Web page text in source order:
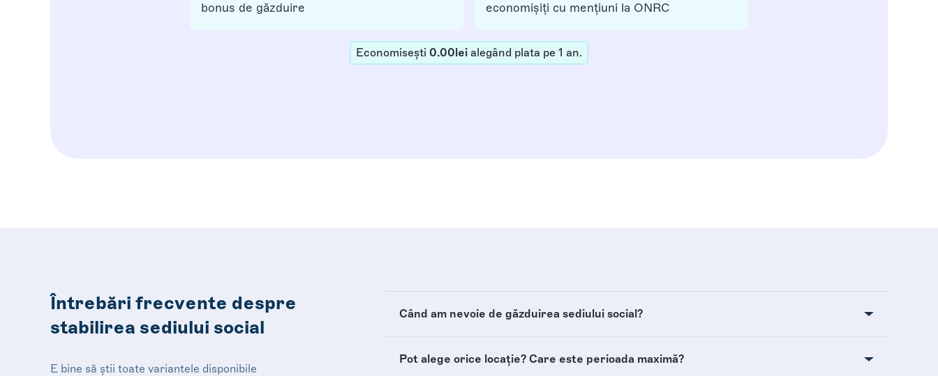
bonus de găzduire economișiți cu mențiuni la ONRC
Economisești 0.00lei alegând plata pe 1 an.
Întrebări frecvente despre
stabilirea sediului social
E bine să știi toate variantele disponibile
Când am nevoie de găzduirea sediului social?
Pot alege orice locație? Care este perioada maximă?